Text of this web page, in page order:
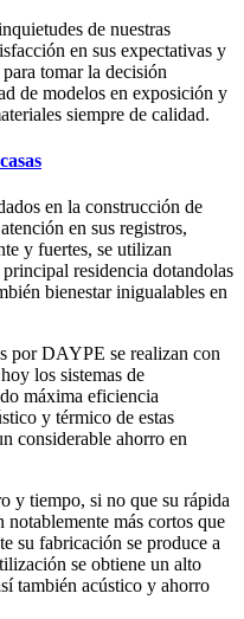
de nuestras
en sus expectativas y
tomar la decisión
de modelos en exposición y
siempre de calidad.
en la construcción de
en sus registros,
y fuertes, se utilizan
residencia dotandolas
bienestar inigualables en
por DAYPE se realizan con
los sistemas de
máxima eficiencia
y térmico de estas
considerable ahorro en
y tiempo, si no que su rápida
más cortos que
su fabricación se produce a
se obtiene un alto
también acústico y ahorro